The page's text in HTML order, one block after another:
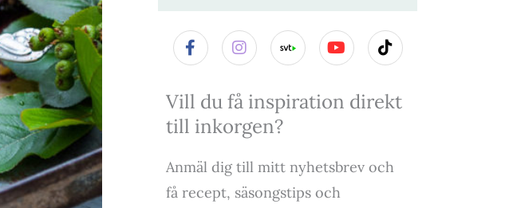
F
a
c
b
o
o
-
I
n
s
a
r
m
Y
o
u
u
T
i
k
o
Vill du få inspiration direkt
till inkorgen?
Anmäl dig till mitt nyhetsbrev och
få recept, säsongstips och